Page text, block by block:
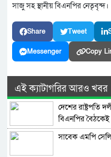
সাজু সহ স্থানীয় বিএনপির নেতৃবৃন্দ।
Share Tweet
Messenger Copy
এই ক্যাটাগরির আরও খবর
দেশের রাষ্ট্রপতি
বিএনপির
সাবেক এমপি